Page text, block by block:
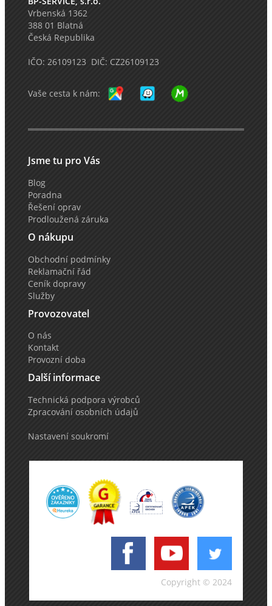
Vrbenská 1362
388 01 Blatná
Česká Republika
IČO: 26109123 DIČ: CZ26109123
Vaše cesta k nám:
Jsme tu pro Vás
Blog
Poradna
Řešení oprav
Prodloužená záruka
O nákupu
Obchodní podmínky
Reklamační řád
Ceník dopravy
Služby
Provozovatel
O nás
Kontakt
Provozní doba
Další informace
Technická podpora výrobců
Zpracování osobních údajů
Nastavení soukromí
Copyright © 2024